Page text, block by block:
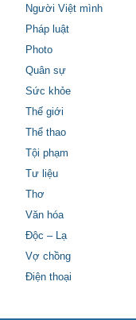
Người Việt mình
Pháp luật
Photo
Quân sự
Sức khỏe
Thế giới
Thể thao
Tội phạm
Tư liệu
Thơ
Văn hóa
Độc – Lạ
Vợ chồng
Điện thoại